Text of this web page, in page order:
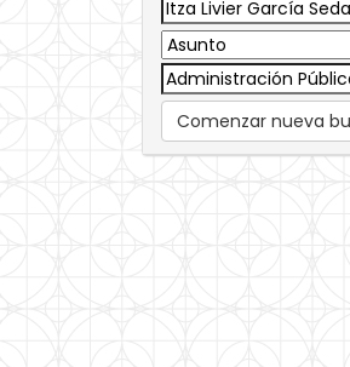
Comenzar nueva